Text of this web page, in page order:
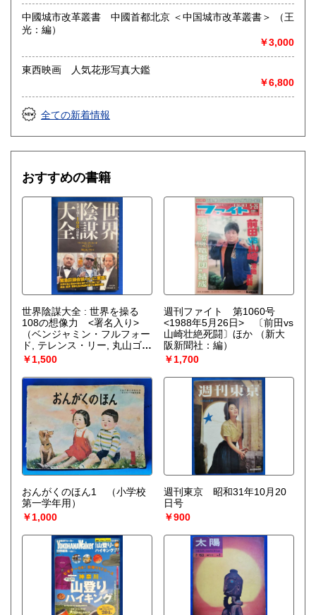
中國城市改革叢書 中國首都北京 ＜中国城市改革叢書＞ （王
光：編）
￥3,000
東西映画 人気花形写真大鑑
￥6,800
全ての新着情報
おすすめの書籍
世界陰謀大全 : 世界を操る
108の想像力 <署名入り>
（ベンジャミン・フルフォー
ド, テレンス・リー, 丸山ゴン
ザレス 著）
￥1,500
週刊ファイト 第1060号
<1988年5月26日> 〔前田vs
山崎壮絶死闘〕ほか
（新大
阪新聞社：編）
￥1,700
おんがくのほん1 （小学校
第一学年用）
￥1,000
週刊東京 昭和31年10月20
日号
￥900